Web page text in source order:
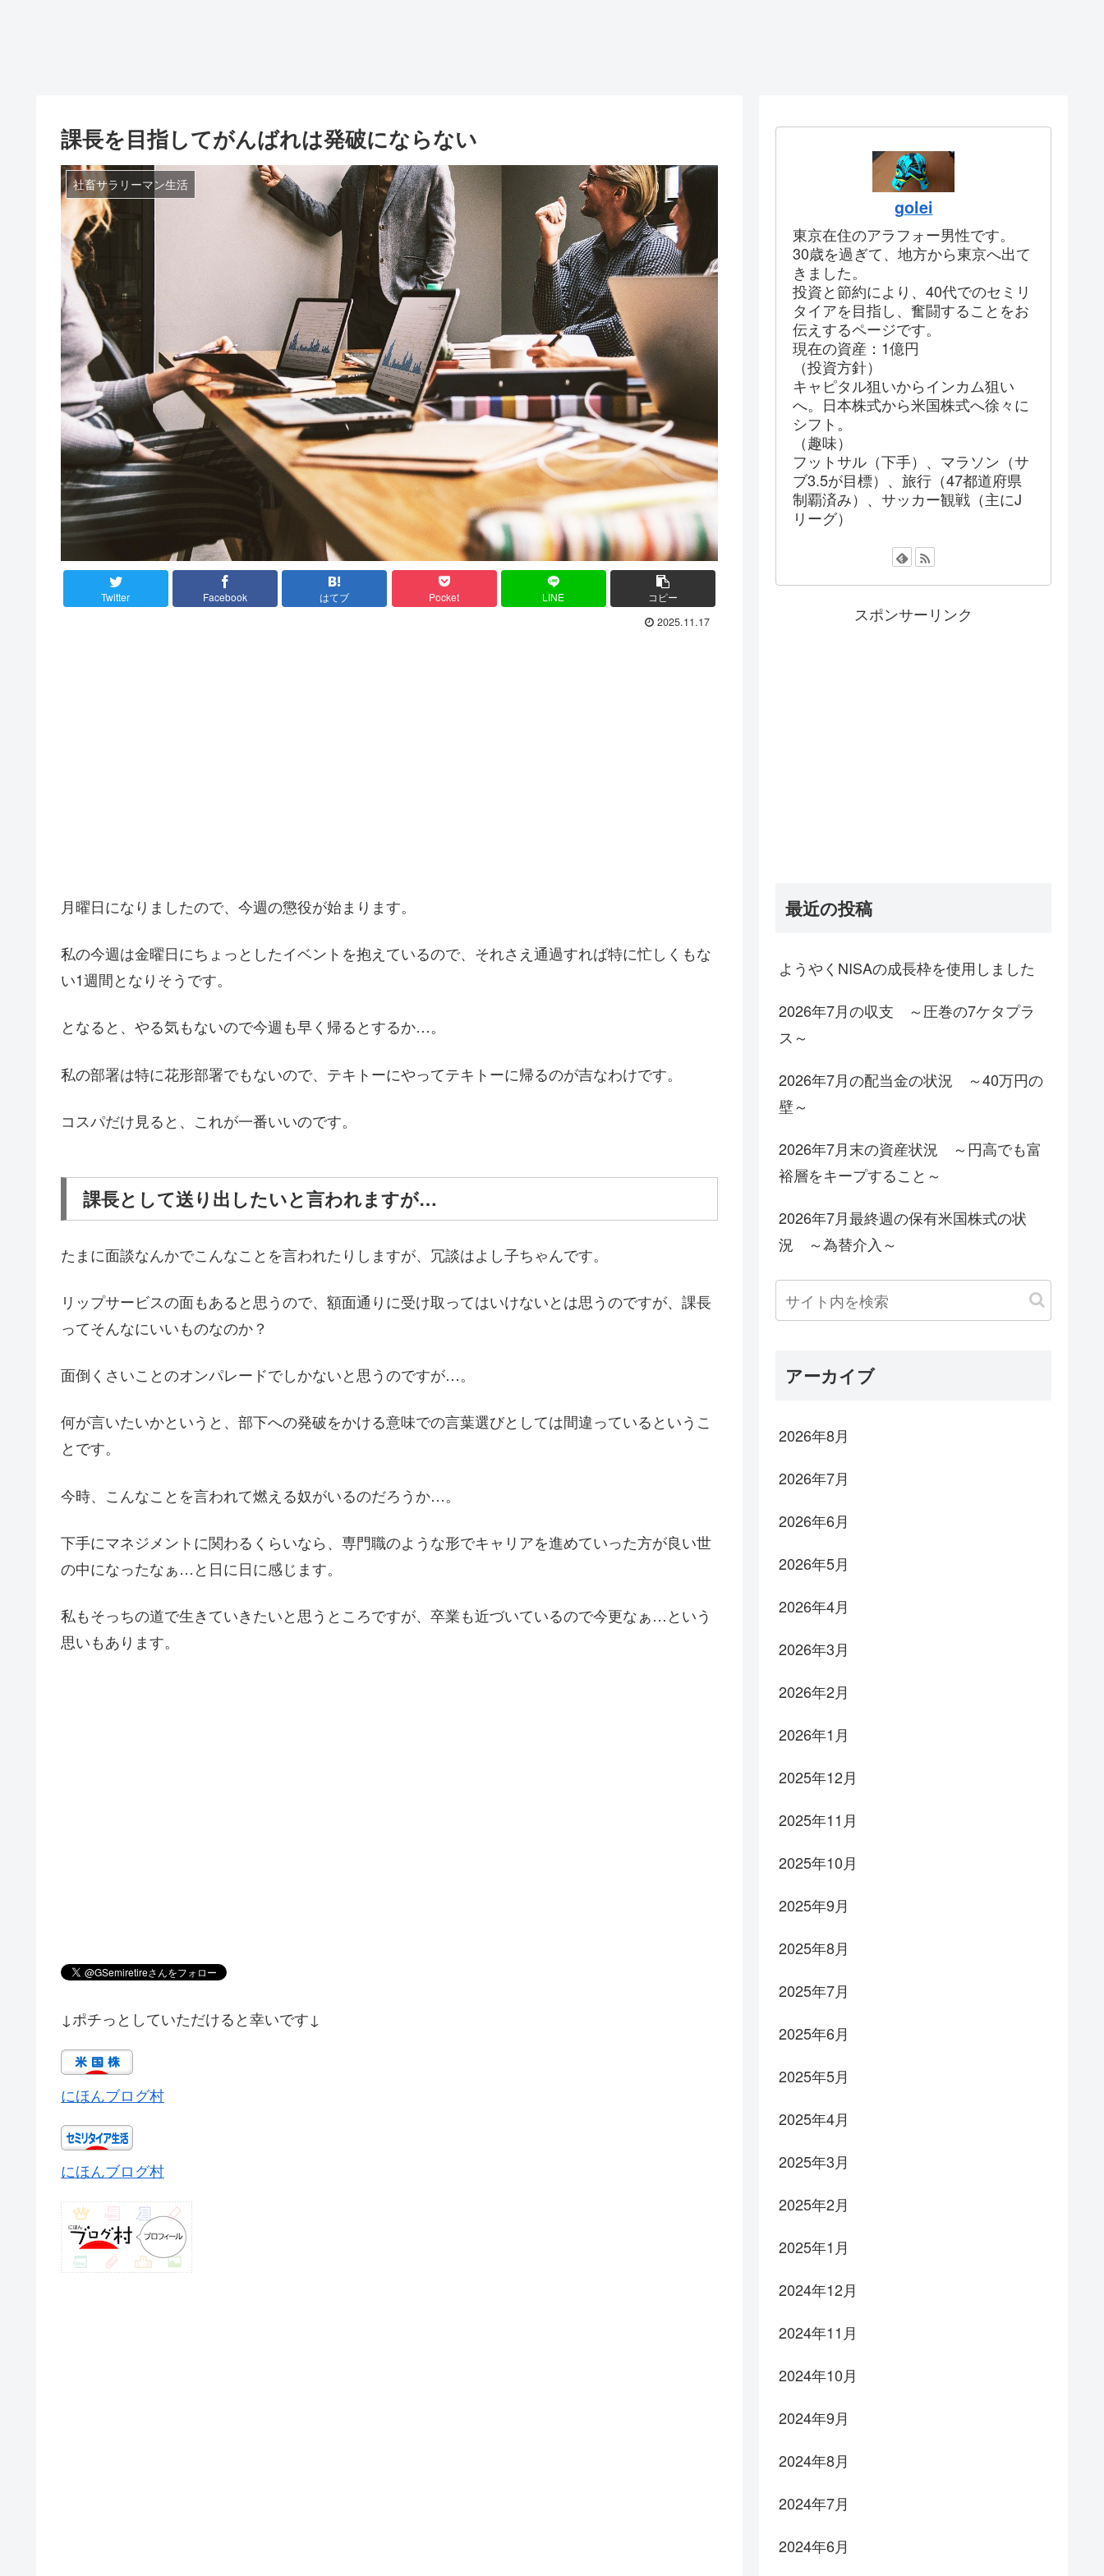
課長を目指してがんばれは発破にならない
社畜サラリーマン生活
Twitter Facebook はてブ Pocket LINE コピー
2025.11.17
月曜日になりましたので、今週の懲役が始まります。
私の今週は金曜日にちょっとしたイベントを抱えているので、それさえ通過すれば特に忙しくもな
い1週間となりそうです。
となると、やる気もないので今週も早く帰るとするか…。
私の部署は特に花形部署でもないので、テキトーにやってテキトーに帰るのが吉なわけです。
コスパだけ見ると、これが一番いいのです。
課長として送り出したいと言われますが…
たまに面談なんかでこんなことを言われたりしますが、冗談はよし子ちゃんです。
リップサービスの面もあると思うので、額面通りに受け取ってはいけないとは思うのですが、課長
ってそんなにいいものなのか？
面倒くさいことのオンパレードでしかないと思うのですが…。
何が言いたいかというと、部下への発破をかける意味での言葉選びとしては間違っているというこ
とです。
今時、こんなことを言われて燃える奴がいるのだろうか…。
下手にマネジメントに関わるくらいなら、専門職のような形でキャリアを進めていった方が良い世
の中になったなぁ…と日に日に感じます。
私もそっちの道で生きていきたいと思うところですが、卒業も近づいているので今更なぁ…という
思いもあります。
↓ポチっとしていただけると幸いです↓
にほんブログ村
にほんブログ村
golei
東京在住のアラフォー男性です。
30歳を過ぎて、地方から東京へ出て
きました。
投資と節約により、40代でのセミリ
タイアを目指し、奮闘することをお
伝えするページです。
現在の資産：1億円
（投資方針）
キャピタル狙いからインカム狙い
へ。日本株式から米国株式へ徐々に
シフト。
（趣味）
フットサル（下手）、マラソン（サ
ブ3.5が目標）、旅行（47都道府県
制覇済み）、サッカー観戦（主にJ
リーグ）
スポンサーリンク
最近の投稿
ようやくNISAの成長枠を使用しました
2026年7月の収支 ～圧巻の7ケタプラ
ス～
2026年7月の配当金の状況 ～40万円の
壁～
2026年7月末の資産状況 ～円高でも富
裕層をキープすること～
2026年7月最終週の保有米国株式の状
況 ～為替介入～
アーカイブ
2026年8月
2026年7月
2026年6月
2026年5月
2026年4月
2026年3月
2026年2月
2026年1月
2025年12月
2025年11月
2025年10月
2025年9月
2025年8月
2025年7月
2025年6月
2025年5月
2025年4月
2025年3月
2025年2月
2025年1月
2024年12月
2024年11月
2024年10月
2024年9月
2024年8月
2024年7月
2024年6月